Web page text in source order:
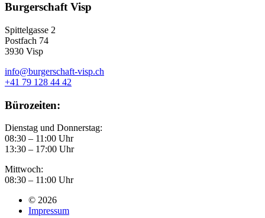
Burgerschaft Visp
Spittelgasse 2
Postfach 74
3930 Visp
info@burgerschaft-visp.ch
+41 79 128 44 42
Bürozeiten:
Dienstag und Donnerstag:
08:30 – 11:00 Uhr
13:30 – 17:00 Uhr
Mittwoch:
08:30 – 11:00 Uhr
© 2026
Impressum